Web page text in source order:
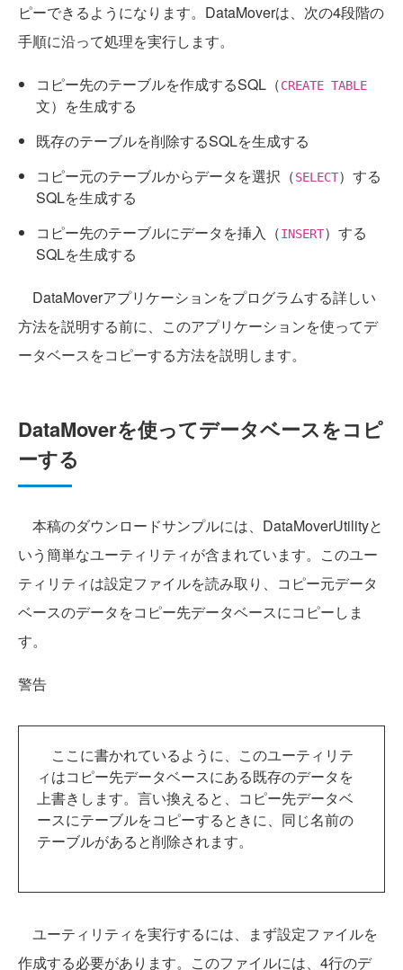
ピーできるようになります。DataMoverは、次の4段階の
手順に沿って処理を実行します。
コピー先のテーブルを作成するSQL（CREATE TABLE
文）を生成する
既存のテーブルを削除するSQLを生成する
コピー元のテーブルからデータを選択（SELECT）する
SQLを生成する
コピー先のテーブルにデータを挿入（INSERT）する
SQLを生成する
DataMoverアプリケーションをプログラムする詳しい
方法を説明する前に、このアプリケーションを使ってデ
ータベースをコピーする方法を説明します。
DataMoverを使ってデータベースをコピ
ーする
本稿のダウンロードサンプルには、DataMoverUtilityと
いう簡単なユーティリティが含まれています。このユー
ティリティは設定ファイルを読み取り、コピー元データ
ベースのデータをコピー先データベースにコピーしま
す。
警告
ここに書かれているように、このユーティリテ
ィはコピー先データベースにある既存のデータを
上書きします。言い換えると、コピー先データベ
ースにテーブルをコピーするときに、同じ名前の
テーブルがあると削除されます。
ユーティリティを実行するには、まず設定ファイルを
作成する必要があります。このファイルには、4行のデ